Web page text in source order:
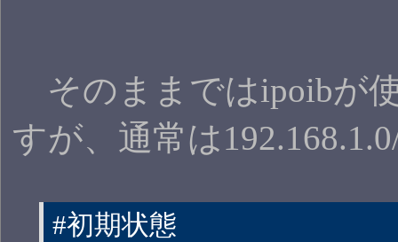
そのままではipoibが
すが、通常は
#初期状態